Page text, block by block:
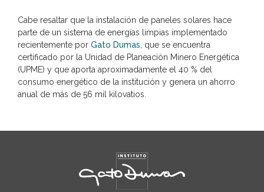
Cabe resaltar que la instalación de paneles solares hace
parte de un sistema de energías limpias implementado
recientemente por Gato Dumas, que se encuentra
certificado por la Unidad de Planeación Minero Energética
(UPME) y que aporta aproximadamente el 40 % del
consumo energético de la institución y genera un ahorro
anual de más de 56 mil kilovatios.